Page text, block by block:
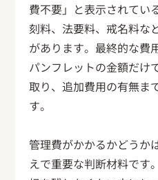
費不要」と表示されてい
刻料、法要料、戒名料な
があります。最終的な費
パンフレットの金額だけ
取り、追加費用の有無ま
す。
管理費がかかるかどうか
えで重要な判断材料です